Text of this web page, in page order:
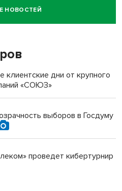
водителя за смерть
НОВОСТЕЙ
дни от крупного
«СОЮЗ»
выборов в Госдуму
проведет кибертурнир